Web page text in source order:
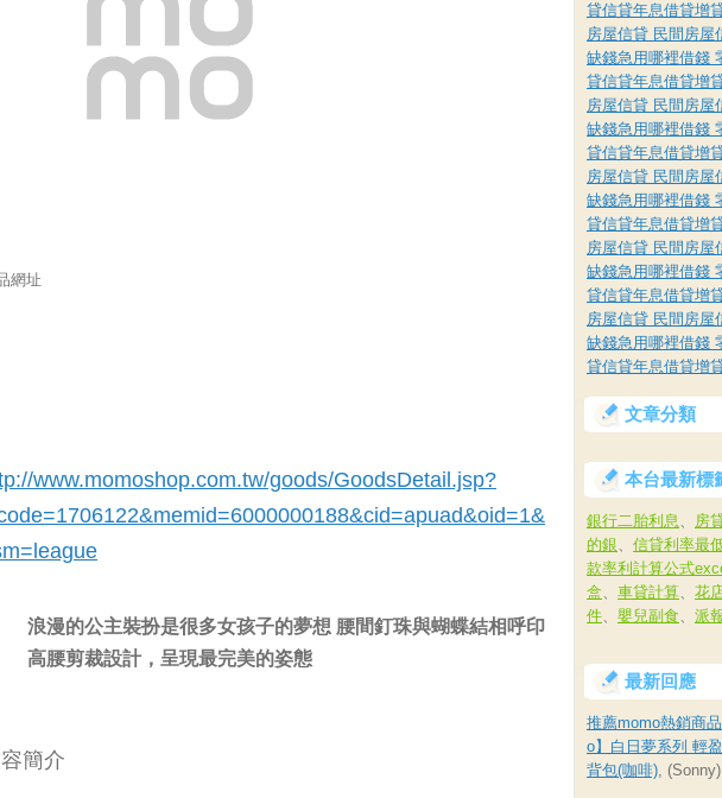
網址
www.momoshop.com.tw/goods/GoodsDetail.jsp?
&memid=6000000188&cid=apuad&oid=1&
浪漫的公主裝扮是很多女孩子的夢想 腰間釘珠與蝴蝶結相呼印
高腰剪裁設計，呈現最完美的姿態
簡介
貸信貸年息借貸增
房屋信貸 民間房屋
缺錢急用哪裡借錢
貸信貸年息借貸增
房屋信貸 民間房屋
缺錢急用哪裡借錢
貸信貸年息借貸增
房屋信貸 民間房屋
缺錢急用哪裡借錢
貸信貸年息借貸增
房屋信貸 民間房屋
缺錢急用哪裡借錢
貸信貸年息借貸增
房屋信貸 民間房屋
缺錢急用哪裡借錢
貸信貸年息借貸增
文章分類
本台最新標
銀行二胎利息、 房
的銀、 信貸利率最
款率利計算公式
盒、 車貸計算、 花
件、 嬰兒副食、 派
最新回應
推薦momo熱銷商
o】白日夢系列 輕
背包(咖啡), (Sonny)